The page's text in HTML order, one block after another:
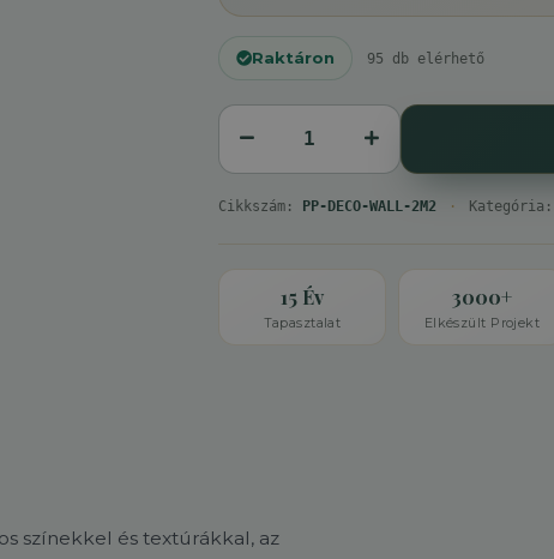
Raktáron 95 db elérhető
Cikkszám: PP-DECO-WALL-2M2 · Kategória:
15 Év
Tapasztalat
3000+
Elkészült Projekt
színekkel és textúrákkal, az